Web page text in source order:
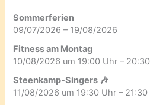
Sommerferien
09/07/2026 – 19/08/2026
Fitness am Montag
10/08/2026 um 19:00 Uhr – 20:30
Steenkamp-Singers 🎶
11/08/2026 um 19:30 Uhr – 21:30